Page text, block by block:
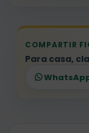
COMPARTIR
Para casa,